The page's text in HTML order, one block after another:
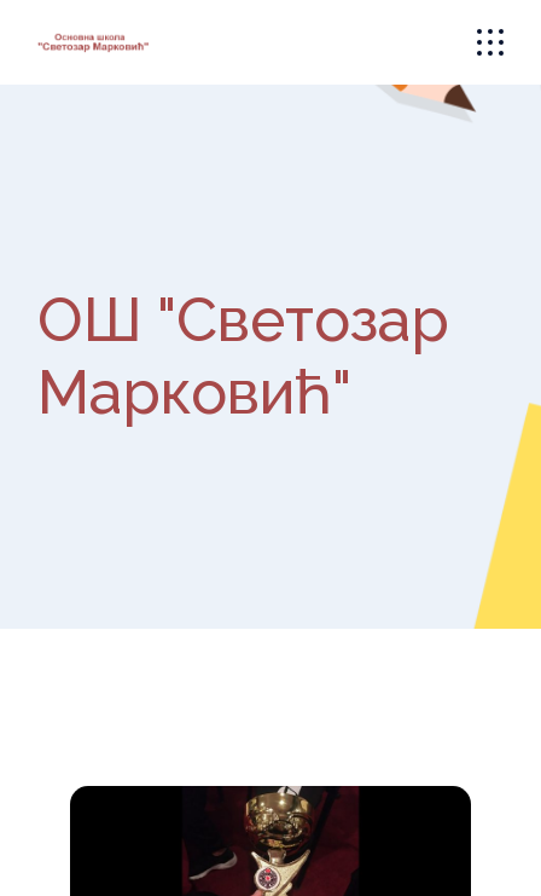
ОШ "Светозар
Марковић"